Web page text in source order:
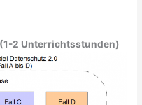
2 Unterrichtsstunden)